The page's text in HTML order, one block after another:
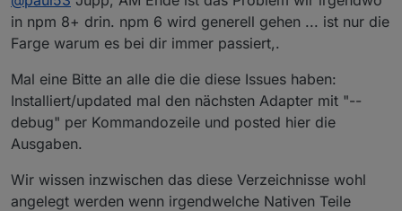
/usr/bin/node
/usr/bin/npm
/usr/bin/npx
v18.15.0
6.14.18
Das funktioniert bisher problemlos.
in npm 8+ drin. npm 6 wird generell gehen ... ist nur die
Farge warum es bei dir immer passiert,.
Mal eine Bitte an alle die die diese Issues haben:
Installiert/updated mal den nächsten Adapter mit "--
debug" per Kommandozeile und posted hier die
Ausgaben.
Wir wissen inzwischen das diese Verzeichnisse wohl
angelegt werden wenn irgendwelche Nativen Teile